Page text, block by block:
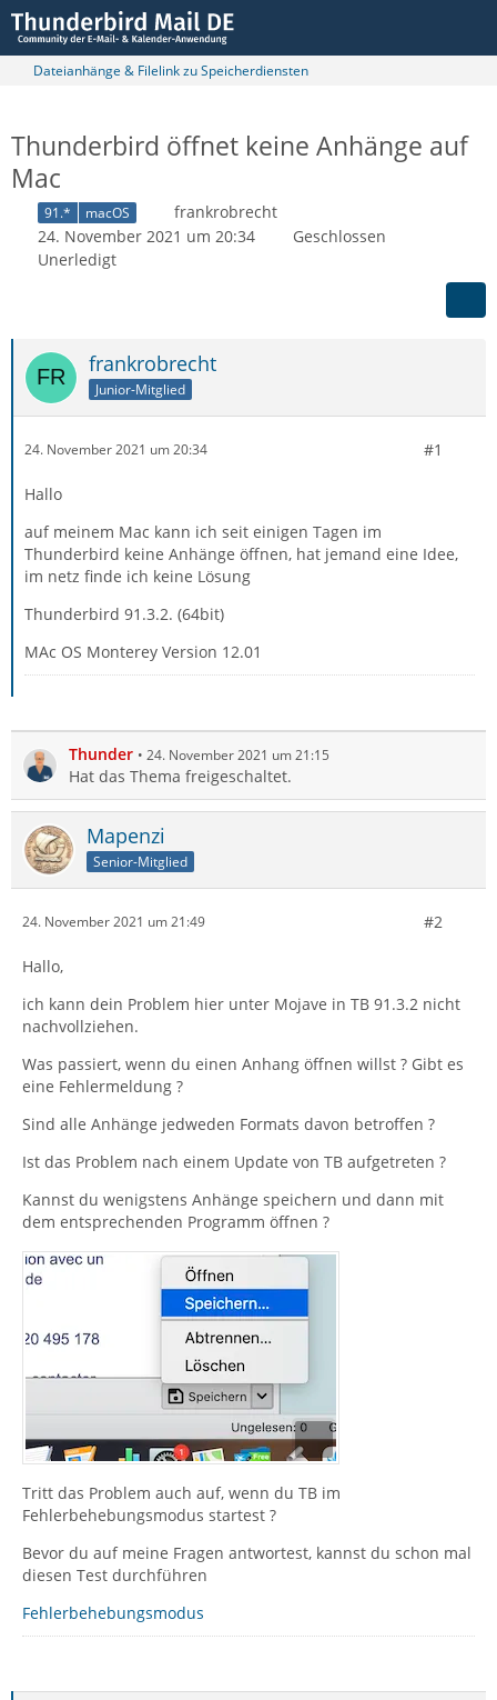
Dateianhänge & Filelink zu Speicherdiensten
Thunderbird öffnet keine Anhänge auf
Mac
91.* macOS
frankrobrecht
24. November 2021 um 20:34
Geschlossen
Unerledigt
frankrobrecht
Junior-Mitglied
24. November 2021 um 20:34 #1
Hallo
auf meinem Mac kann ich seit einigen Tagen im
Thunderbird keine Anhänge öffnen, hat jemand eine Idee,
im netz finde ich keine Lösung
Thunderbird 91.3.2. (64bit)
MAc OS Monterey Version 12.01
Thunder 24. November 2021 um 21:15
Hat das Thema freigeschaltet.
Mapenzi
Senior-Mitglied
24. November 2021 um 21:49 #2
Hallo,
ich kann dein Problem hier unter Mojave in TB 91.3.2 nicht
nachvollziehen.
Was passiert, wenn du einen Anhang öffnen willst ? Gibt es
eine Fehlermeldung ?
Sind alle Anhänge jedweden Formats davon betroffen ?
Ist das Problem nach einem Update von TB aufgetreten ?
Kannst du wenigstens Anhänge speichern und dann mit
dem entsprechenden Programm öffnen ?
Tritt das Problem auch auf, wenn du TB im
Fehlerbehebungsmodus startest ?
Bevor du auf meine Fragen antwortest, kannst du schon mal
diesen Test durchführen
Fehlerbehebungsmodus